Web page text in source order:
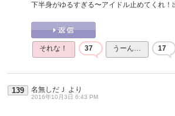
下半身がゆるすぎる〜アイドル止めてくれ！
それな！ 37 うーん… 17
139 名無しだＪ より
2016年10月3日 6:43 PM